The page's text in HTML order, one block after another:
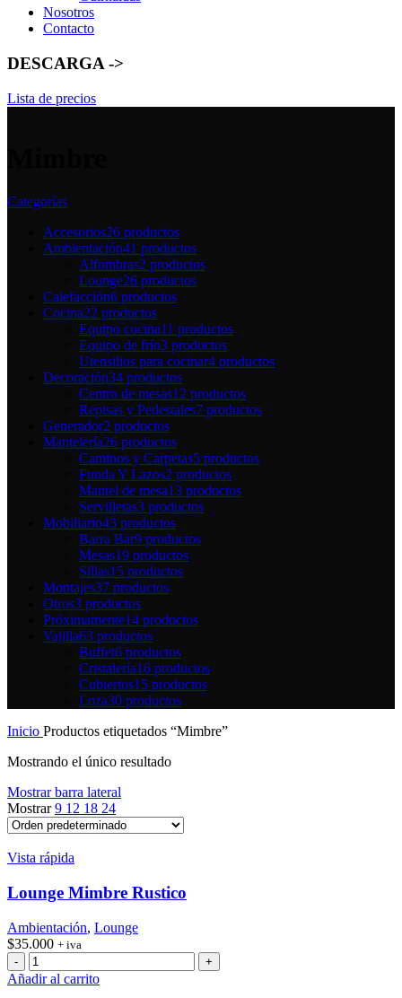
Nosotros
Contacto
DESCARGA ->
Lista de precios
Categorías
Accesorios26 productos
Ambientación41 productos
Alfombras2 productos
Lounge26 productos
Calefacción6 productos
Cocina22 productos
Equipo cocina11 productos
Equipo de frío3 productos
Utensilios para cocinar4 productos
Decoración34 productos
Centro de mesas12 productos
Repisas y Pedestales7 productos
Generador2 productos
Mantelería26 productos
Caminos y Carpetas5 productos
Funda Y Lazos2 productos
Mantel de mesa13 productos
Servilletas3 productos
Mobiliario43 productos
Barra Bar9 productos
Mesas19 productos
Sillas15 productos
Montajes37 productos
Otros3 productos
Próximamente14 productos
Vajilla63 productos
Buffet6 productos
Cristalería16 productos
Cubiertos15 productos
Loza30 productos
Inicio Productos etiquetados “Mimbre”
Mostrando el único resultado
Mostrar barra lateral
Mostrar9 12 18 24
Vista rápida
Lounge Mimbre Rustico
Ambientación, Lounge
$35.000 + iva
Lounge
Mimbre
Añadir al carrito